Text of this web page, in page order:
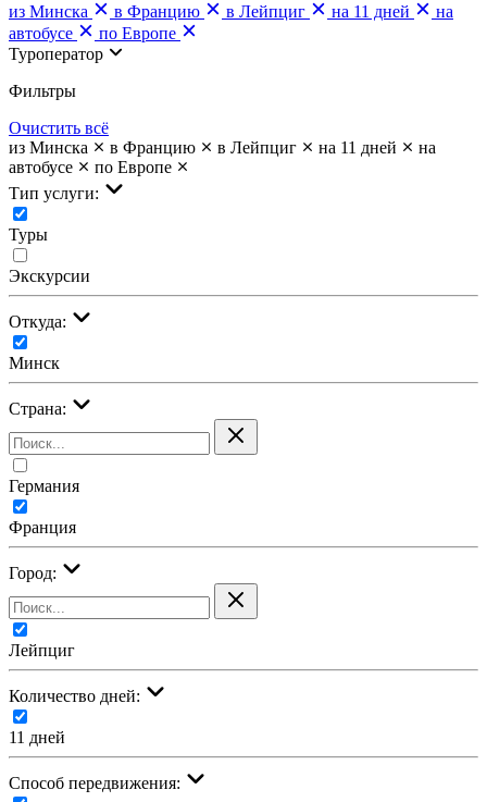
из Минска
в Францию в Лейпциг на 11 дней
на
автобусе
по Европе
Туроператор
Фильтры
Очистить всё
из Минска
в Францию в Лейпциг на 11 дней
на
автобусе
по Европе
Тип услуги:
Туры
Экскурсии
Откуда:
Минск
Страна:
Германия
Франция
Город:
Лейпциг
Количество дней:
11 дней
Cпособ передвижения: